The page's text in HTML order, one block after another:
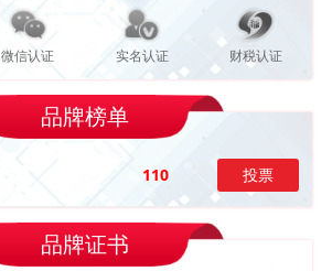
微信认证 实名认证 财税认证
品牌榜单
110 投票
品牌证书